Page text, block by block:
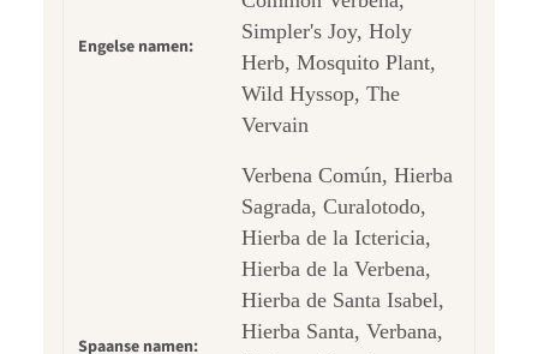
Engelse namen:
Simpler's Joy, Holy
Herb, Mosquito Plant,
Wild Hyssop, The
Vervain
Spaanse namen:
Verbena Común, Hierba
Sagrada, Curalotodo,
Hierba de la Ictericia,
Hierba de la Verbena,
Hierba de Santa Isabel,
Hierba Santa, Verbana,